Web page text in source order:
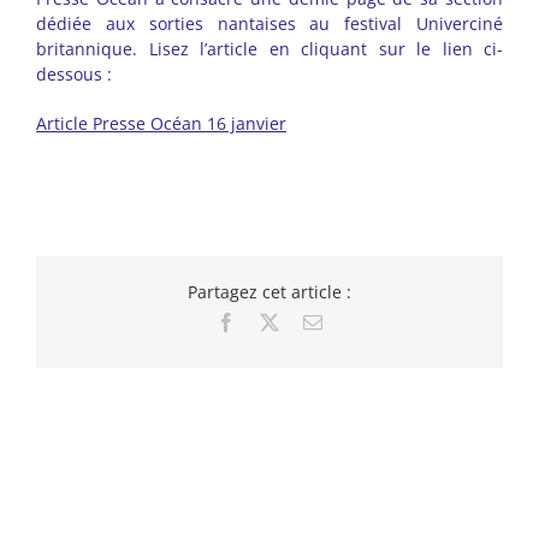
dédiée aux sorties nantaises au festival Univerciné
britannique. Lisez l’article en cliquant sur le lien ci-
dessous :
Article Presse Océan 16 janvier
Partagez cet article :
Facebook Email